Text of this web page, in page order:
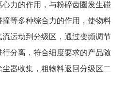
力的作用，与粉碎齿圈发生碰
等多种综合力的作用，使物料
运动到分级区，通过变频调节
分离，符合细度要求的产品随
器收集，粗物料返回分级区二